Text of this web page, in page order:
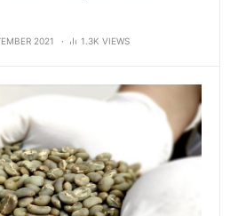
2021 1.3K VIEWS